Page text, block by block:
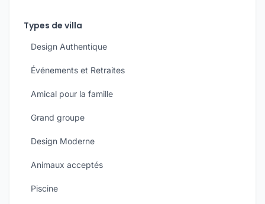
Types de villa
Design Authentique
Événements et Retraites
Amical pour la famille
Grand groupe
Design Moderne
Animaux acceptés
Piscine